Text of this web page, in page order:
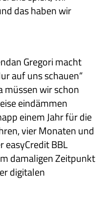
das haben wir
Gregori macht
auf uns schauen“
müssen wir schon
eindämmen
einem Jahr für die
vier Monaten und
easyCredit BBL
damaligen Zeitpunkt
digitalen